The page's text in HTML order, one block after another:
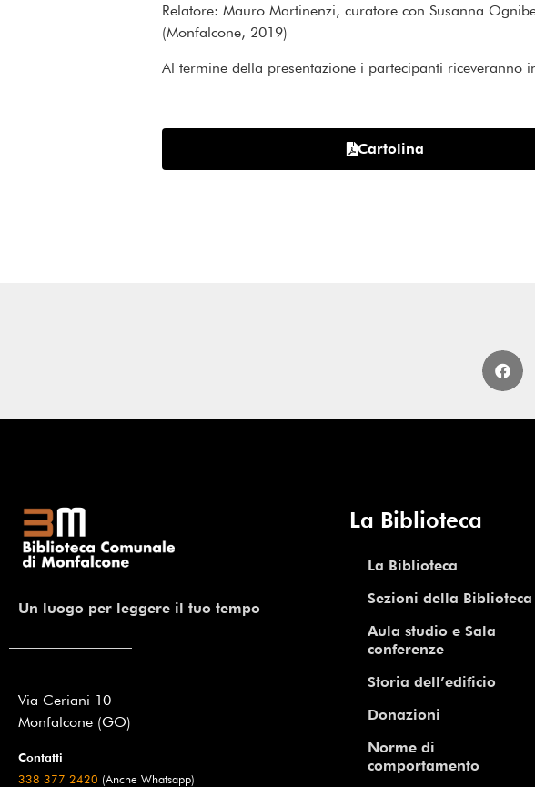
Relatore: Mauro Martinenzi, curatore con Susanna
(Monfalcone, 2019)
Al termine della presentazione i partecipanti riceveranno
Cartolina
Un luogo per leggere il tuo tempo
Via Ceriani 10
Monfalcone (GO)
Contatti
338 377 2420 (Anche Whatsapp)
La Biblioteca
La Biblioteca
Sezioni della Biblioteca
Aula studio e Sala
conferenze
Storia dell’edificio
Donazioni
Norme di
comportamento